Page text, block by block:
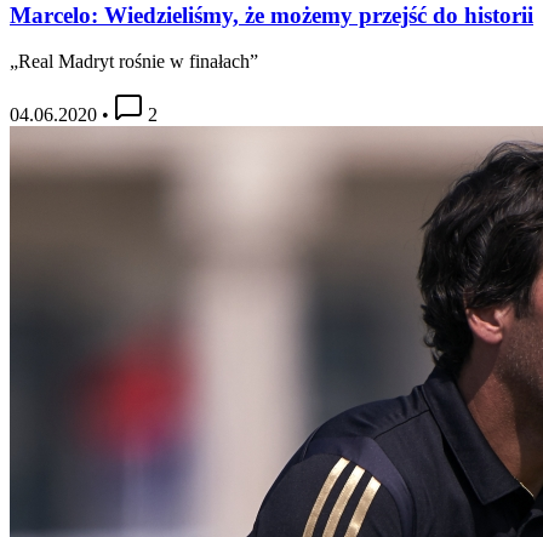
Marcelo: Wiedzieliśmy, że możemy przejść do historii
„Real Madryt rośnie w finałach”
04.06.2020 • 2